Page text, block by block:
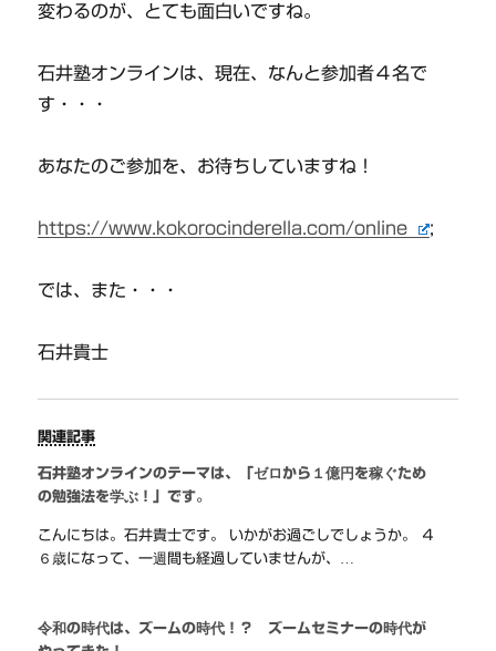
変わるのが、とても面白いですね。
石井塾オンラインは、現在、なんと参加者４名で
す・・・
あなたのご参加を、お待ちしていますね！
https://www.kokorocinderella.com/online ;
では、また・・・
石井貴士
関連記事
石井塾オンラインのテーマは、「ゼロから１億円を稼ぐため
の勉強法を学ぶ！」です。
こんにちは。石井貴士です。 いかがお過ごしでしょうか。 ４
６歳になって、一週間も経過していませんが、…
令和の時代は、ズームの時代！？ ズームセミナーの時代が